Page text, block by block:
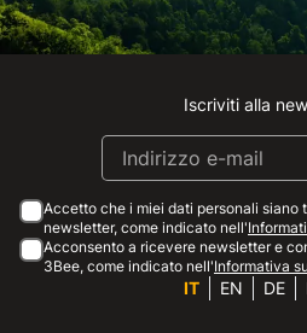
Iscriviti alla
Accetto che i miei dati personali siano
newsletter, come indicato nell'
Acconsento a ricevere newsletter e
3Bee, come indicato nell'Informativa
IT EN DE